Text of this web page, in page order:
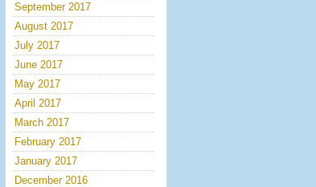
September 2017
August 2017
July 2017
June 2017
May 2017
April 2017
March 2017
February 2017
January 2017
December 2016